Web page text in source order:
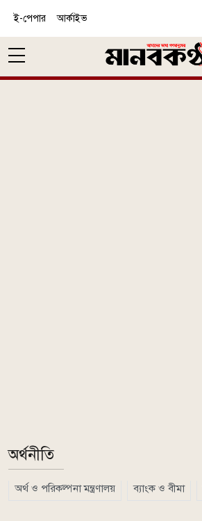
ই-পেপার আর্কাইভ
অর্থনীতি
অর্থ ও পরিকল্পনা মন্ত্রণালয় ব্যাংক ও বীমা